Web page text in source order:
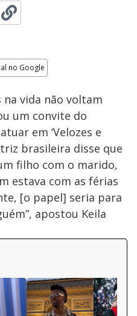
no Google
vida não voltam
um convite do
em ‘Velozes e
brasileira disse que
filho com o marido,
estava com as férias
[o papel] seria para
apostou Keila